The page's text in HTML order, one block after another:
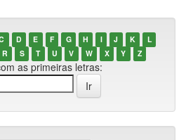
D E F G H I J K
L
R S T U V W X Y Z
as primeiras letras: